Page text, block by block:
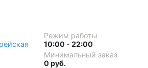
Режим работы
10:00 - 22:00
Минимальный заказ
0 руб.